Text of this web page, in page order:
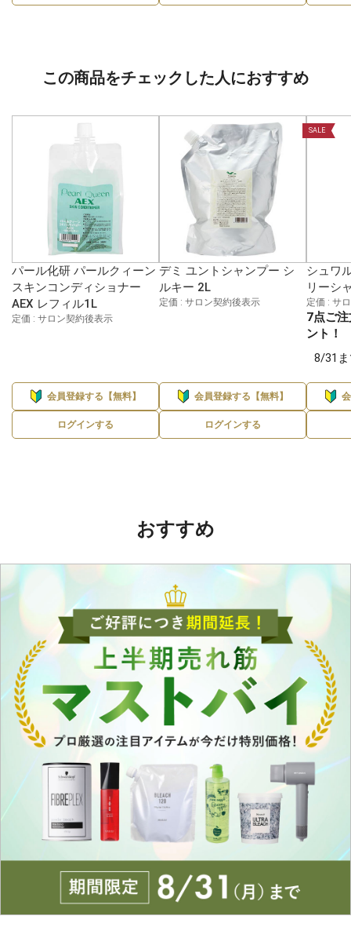
この商品をチェックした人におすすめ
パール化研 パールクィーン
スキンコンディショナー
AEX レフィル1L
定価 : サロン契約後表示
会員登録する【無料】
ログインする
デミ ユントシャンプー シ
ルキー 2L
定価 : サロン契約後表示
会員登録する【無料】
ログインする
SALE
シュワ
リーシ
定価 : サ
7点ご
ント！
8/31
おすすめ